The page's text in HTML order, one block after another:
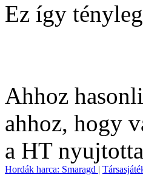
Ez így
Ahhoz
ahhoz, hogy
a HT
Hordák harca: Smaragd |